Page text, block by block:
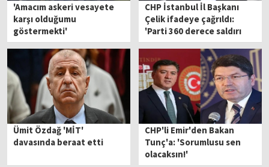
'Amacım askeri vesayete
karşı olduğumu
göstermekti'
CHP İstanbul İl Başkanı
Çelik ifadeye çağrıldı:
'Parti 360 derece saldırı
altında'
Ümit Özdağ 'MİT'
davasında beraat etti
CHP'li Emir'den Bakan
Tunç'a: 'Sorumlusu sen
olacaksın!'